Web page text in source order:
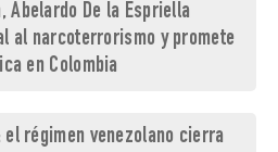
Abelardo De la Espriella
al narcoterrorismo y promete
en Colombia
el régimen venezolano cierra